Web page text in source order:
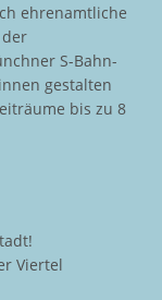
ehrenamtliche
S-Bahn-
gestalten
bis zu 8
Viertel